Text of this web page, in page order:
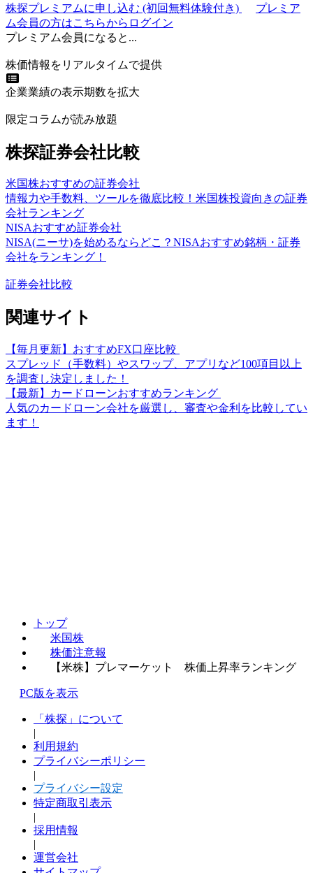
株探プレミアムに申し込む (初回無料体験付き)
プレミア
ム会員の方はこちらからログイン
プレミアム会員になると...
株価情報をリアルタイムで提供
企業業績の表示期数を拡大
限定コラムが読み放題
株探証券会社比較
米国株おすすめの証券会社
情報力や手数料、ツールを徹底比較！米国株投資向きの証券
会社ランキング
NISAおすすめ証券会社
NISA(ニーサ)を始めるならどこ？NISAおすすめ銘柄・証券
会社をランキング！
証券会社比較
関連サイト
【毎月更新】おすすめFX口座比較
スプレッド（手数料）やスワップ、アプリなど100項目以上
を調査し決定しました！
【最新】カードローンおすすめランキング
人気のカードローン会社を厳選し、審査や金利を比較してい
ます！
トップ
米国株
株価注意報
【米株】プレマーケット 株価上昇率ランキング
PC版を表示
「株探」について
|
利用規約
プライバシーポリシー
|
プライバシー設定
特定商取引表示
|
採用情報
|
運営会社